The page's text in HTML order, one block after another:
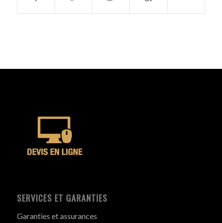
SERVICES ET GARANTIES
Garanties et assurances